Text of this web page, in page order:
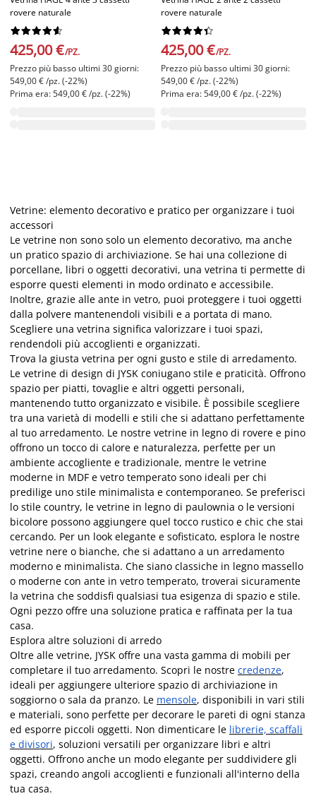
rovere naturale






425,00 €/PZ.
Prezzo più basso ultimi 30 giorni:
549,00 € /pz. (-22%)
Prima era: 549,00 € /pz. (-22%)
rovere naturale






425,00 €/PZ.
Prezzo più basso ultimi 30 giorni:
549,00 € /pz. (-22%)
Prima era: 549,00 € /pz. (-22%)
Vetrine: elemento decorativo e pratico per organizzare i tuoi
accessori
Le vetrine non sono solo un elemento decorativo, ma anche
un pratico spazio di archiviazione. Se hai una collezione di
porcellane, libri o oggetti decorativi, una vetrina ti permette di
esporre questi elementi in modo ordinato e accessibile.
Inoltre, grazie alle ante in vetro, puoi proteggere i tuoi oggetti
dalla polvere mantenendoli visibili e a portata di mano.
Scegliere una vetrina significa valorizzare i tuoi spazi,
rendendoli più accoglienti e organizzati.
Trova la giusta vetrina per ogni gusto e stile di arredamento.
Le vetrine di design di JYSK coniugano stile e praticità. Offrono
spazio per piatti, tovaglie e altri oggetti personali,
mantenendo tutto organizzato e visibile. È possibile scegliere
tra una varietà di modelli e stili che si adattano perfettamente
al tuo arredamento. Le nostre vetrine in legno di rovere e pino
offrono un tocco di calore e naturalezza, perfette per un
ambiente accogliente e tradizionale, mentre le vetrine
moderne in MDF e vetro temperato sono ideali per chi
predilige uno stile minimalista e contemporaneo. Se preferisci
lo stile country, le vetrine in legno di paulownia o le versioni
bicolore possono aggiungere quel tocco rustico e chic che stai
cercando. Per un look elegante e sofisticato, esplora le nostre
vetrine nere o bianche, che si adattano a un arredamento
moderno e minimalista. Che siano classiche in legno massello
o moderne con ante in vetro temperato, troverai sicuramente
la vetrina che soddisfi qualsiasi tua esigenza di spazio e stile.
Ogni pezzo offre una soluzione pratica e raffinata per la tua
casa.
Esplora altre soluzioni di arredo
Oltre alle vetrine, JYSK offre una vasta gamma di mobili per
completare il tuo arredamento. Scopri le nostre credenze,
ideali per aggiungere ulteriore spazio di archiviazione in
soggiorno o sala da pranzo. Le mensole, disponibili in vari stili
e materiali, sono perfette per decorare le pareti di ogni stanza
ed esporre piccoli oggetti. Non dimenticare le librerie, scaffali
e divisori, soluzioni versatili per organizzare libri e altri
oggetti. Offrono anche un modo elegante per suddividere gli
spazi, creando angoli accoglienti e funzionali all'interno della
tua casa.